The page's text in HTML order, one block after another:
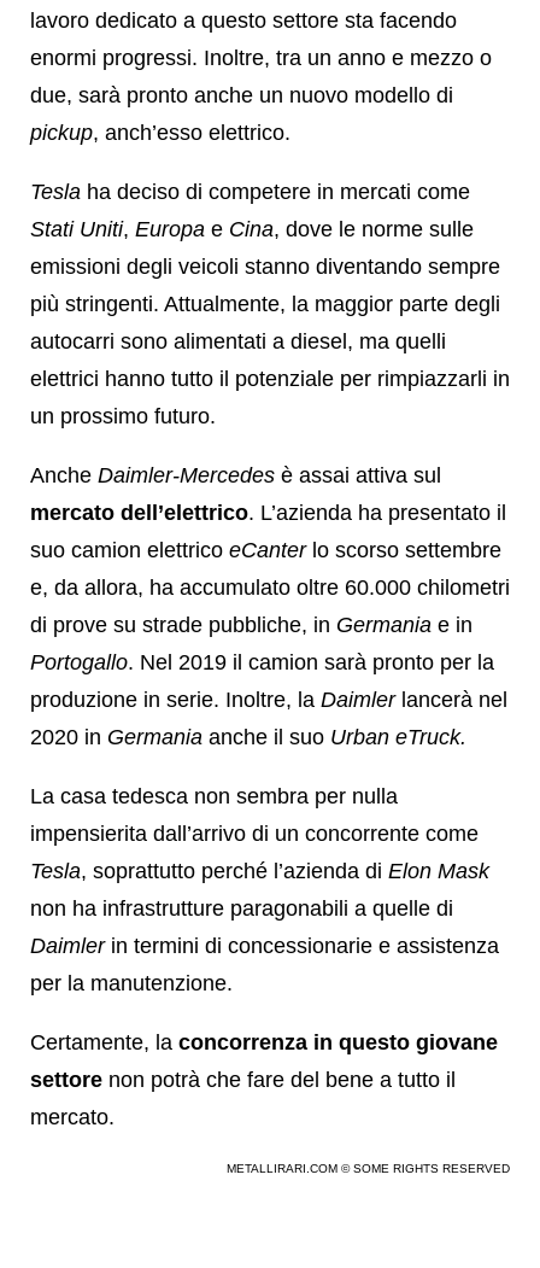
lavoro dedicato a questo settore sta facendo
enormi progressi. Inoltre, tra un anno e mezzo o
due, sarà pronto anche un nuovo modello di
pickup, anch’esso elettrico.
Tesla ha deciso di competere in mercati come
Stati Uniti, Europa e Cina, dove le norme sulle
emissioni degli veicoli stanno diventando sempre
più stringenti. Attualmente, la maggior parte degli
autocarri sono alimentati a diesel, ma quelli
elettrici hanno tutto il potenziale per rimpiazzarli in
un prossimo futuro.
Anche Daimler-Mercedes è assai attiva sul
mercato dell’elettrico. L’azienda ha presentato il
suo camion elettrico eCanterlo scorso settembre
e, da allora, ha accumulato oltre 60.000 chilometri
di prove su strade pubbliche, in Germania e in
Portogallo. Nel 2019 il camion sarà pronto per la
produzione in serie. Inoltre, la Daimlerlancerà nel
2020 in Germania anche il suo Urban eTruck.
La casa tedesca non sembra per nulla
impensierita dall’arrivo di un concorrente come
Tesla, soprattutto perché l’azienda di Elon Mask
non ha infrastrutture paragonabili a quelle di
Daimlerin termini di concessionarie e assistenza
per la manutenzione.
Certamente, la concorrenza in questo giovane
settore non potrà che fare del bene a tutto il
mercato.
METALLIRARI.COM © SOME RIGHTS RESERVED